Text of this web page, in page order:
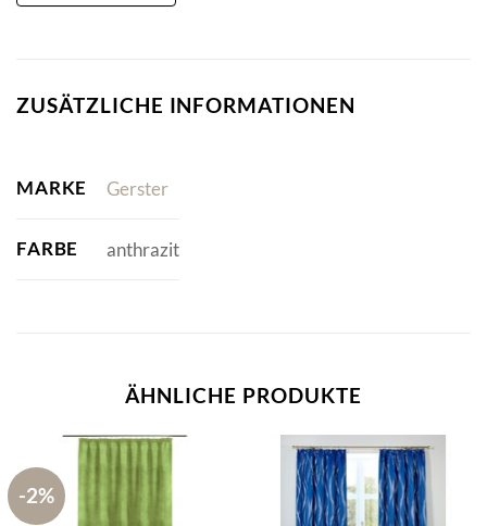
ZUSÄTZLICHE INFORMATIONEN
MARKE Gerster
FARBE anthrazit
ÄHNLICHE PRODUKTE
-2%